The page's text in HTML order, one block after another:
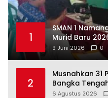
1
SMAN 1
Murid Baru
9 Juni 2026 0
2
Musnahkan 31
Bangka
Berantas
6 Agustus 2026